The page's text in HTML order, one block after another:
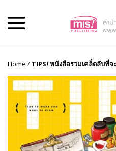
Home / TIPS! หนังสือรวมเคล็ดลับที่